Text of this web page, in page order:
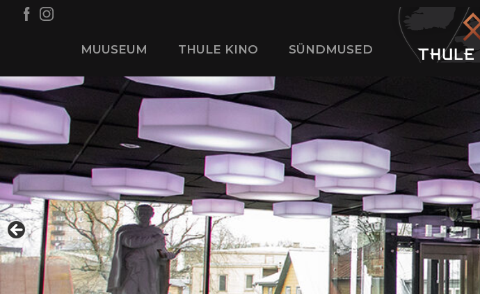
MUUSEUM THULE KINO SÜNDMUSED